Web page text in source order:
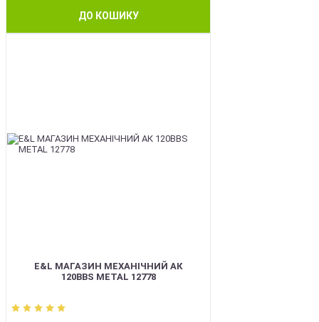
ДО КОШИКУ
E&L МАГАЗИН МЕХАНІЧНИЙ АК
120BBS METAL 12778